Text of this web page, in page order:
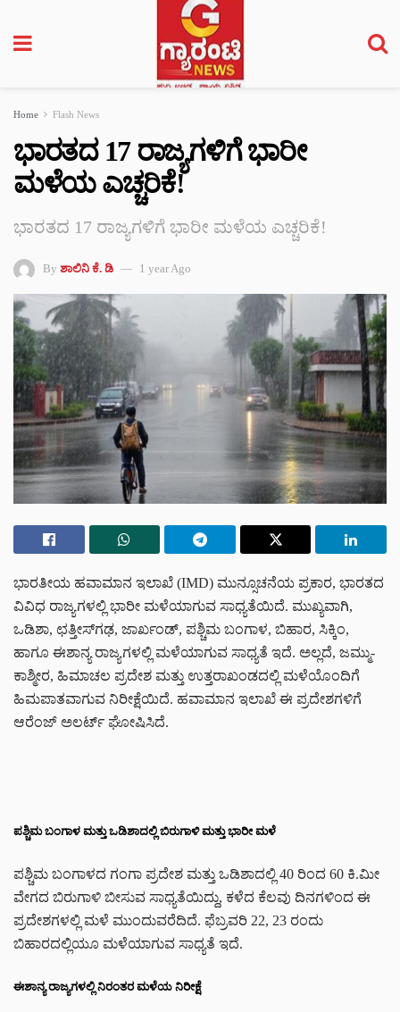
Home Flash News
ಭಾರತದ 17 ರಾಜ್ಯಗಳಿಗೆ ಭಾರೀ
ಮಳೆಯ ಎಚ್ಚರಿಕೆ!
ಭಾರತದ 17 ರಾಜ್ಯಗಳಿಗೆ ಭಾರೀ ಮಳೆಯ ಎಚ್ಚರಿಕೆ!
By ಶಾಲಿನಿ ಕೆ. ಡಿ 1 year Ago
ಭಾರತೀಯ ಹವಾಮಾನ ಇಲಾಖೆ (IMD) ಮುನ್ಸೂಚನೆಯ ಪ್ರಕಾರ, ಭಾರತದ
ವಿವಿಧ ರಾಜ್ಯಗಳಲ್ಲಿ ಭಾರೀ ಮಳೆಯಾಗುವ ಸಾಧ್ಯತೆಯಿದೆ. ಮುಖ್ಯವಾಗಿ,
ಒಡಿಶಾ, ಛತ್ತೀಸ್‌ಗಢ, ಜಾರ್ಖಂಡ್, ಪಶ್ಚಿಮ ಬಂಗಾಳ, ಬಿಹಾರ, ಸಿಕ್ಕಿಂ,
ಹಾಗೂ ಈಶಾನ್ಯ ರಾಜ್ಯಗಳಲ್ಲಿ ಮಳೆಯಾಗುವ ಸಾಧ್ಯತೆ ಇದೆ. ಅಲ್ಲದೆ, ಜಮ್ಮು-
ಕಾಶ್ಮೀರ, ಹಿಮಾಚಲ ಪ್ರದೇಶ ಮತ್ತು ಉತ್ತರಾಖಂಡದಲ್ಲಿ ಮಳೆಯೊಂದಿಗೆ
ಹಿಮಪಾತವಾಗುವ ನಿರೀಕ್ಷೆಯಿದೆ. ಹವಾಮಾನ ಇಲಾಖೆ ಈ ಪ್ರದೇಶಗಳಿಗೆ
ಆರೆಂಜ್ ಅಲರ್ಟ್ ಘೋಷಿಸಿದೆ.
ಪಶ್ಚಿಮ ಬಂಗಾಳ ಮತ್ತು ಒಡಿಶಾದಲ್ಲಿ ಬಿರುಗಾಳಿ ಮತ್ತು ಭಾರೀ ಮಳೆ
ಪಶ್ಚಿಮ ಬಂಗಾಳದ ಗಂಗಾ ಪ್ರದೇಶ ಮತ್ತು ಒಡಿಶಾದಲ್ಲಿ 40 ರಿಂದ 60 ಕಿ.ಮೀ
ವೇಗದ ಬಿರುಗಾಳಿ ಬೀಸುವ ಸಾಧ್ಯತೆಯಿದ್ದು, ಕಳೆದ ಕೆಲವು ದಿನಗಳಿಂದ ಈ
ಪ್ರದೇಶಗಳಲ್ಲಿ ಮಳೆ ಮುಂದುವರೆದಿದೆ. ಫೆಬ್ರವರಿ 22, 23 ರಂದು
ಬಿಹಾರದಲ್ಲಿಯೂ ಮಳೆಯಾಗುವ ಸಾಧ್ಯತೆ ಇದೆ.
ಈಶಾನ್ಯ ರಾಜ್ಯಗಳಲ್ಲಿ ನಿರಂತರ ಮಳೆಯ ನಿರೀಕ್ಷೆ